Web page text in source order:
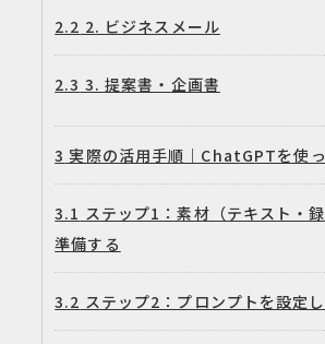
2.2 2. ビジネスメール
2.3 3. 提案書・企画書
3 実際の活用手順｜ChatGPTを使
3.1 ステップ1：素材（テキスト・
準備する
3.2 ステップ2：プロンプトを設定